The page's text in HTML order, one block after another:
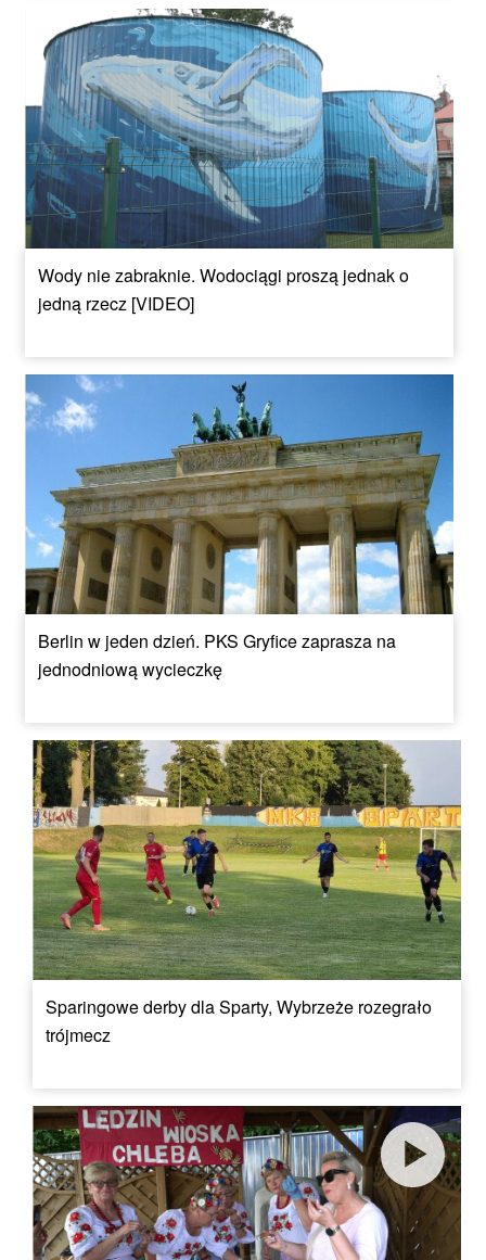
Wody nie zabraknie. Wodociągi proszą jednak o
jedną rzecz [VIDEO]
Berlin w jeden dzień. PKS Gryfice zaprasza na
jednodniową wycieczkę
Sparingowe derby dla Sparty, Wybrzeże rozegrało
trójmecz